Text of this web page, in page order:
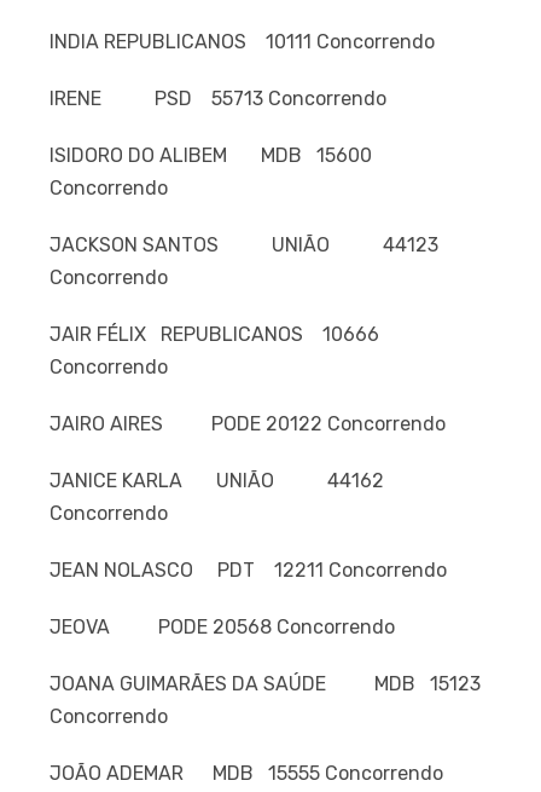
INDIA REPUBLICANOS 10111 Concorrendo
IRENE PSD 55713 Concorrendo
ISIDORO DO ALIBEM MDB 15600
Concorrendo
JACKSON SANTOS UNIÃO 44123
Concorrendo
JAIR FÉLIX REPUBLICANOS 10666
Concorrendo
JAIRO AIRES PODE 20122 Concorrendo
JANICE KARLA UNIÃO 44162
Concorrendo
JEAN NOLASCO PDT 12211 Concorrendo
JEOVA PODE 20568 Concorrendo
JOANA GUIMARÃES DA SAÚDE MDB 15123
Concorrendo
JOÃO ADEMAR MDB 15555 Concorrendo